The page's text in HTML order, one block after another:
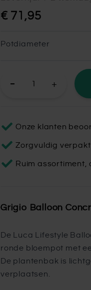
€ 71,95
Potdiameter
+
Onze klanten
Zorgvuldig verpakt
Ruim assortiment,
Grigio Balloon
De Luca Lifestyle
ronde bloempot met
De plantenbak is
verplaatsen.